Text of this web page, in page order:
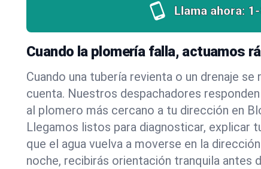
Llama ahora:
Cuando la plomería falla, actuamos
Cuando una tubería revienta o un drenaje se
cuenta. Nuestros despachadores
al plomero más cercano a tu dirección en
Llegamos listos para diagnosticar, explicar
que el agua vuelva a moverse en la
noche, recibirás orientación tranquila antes